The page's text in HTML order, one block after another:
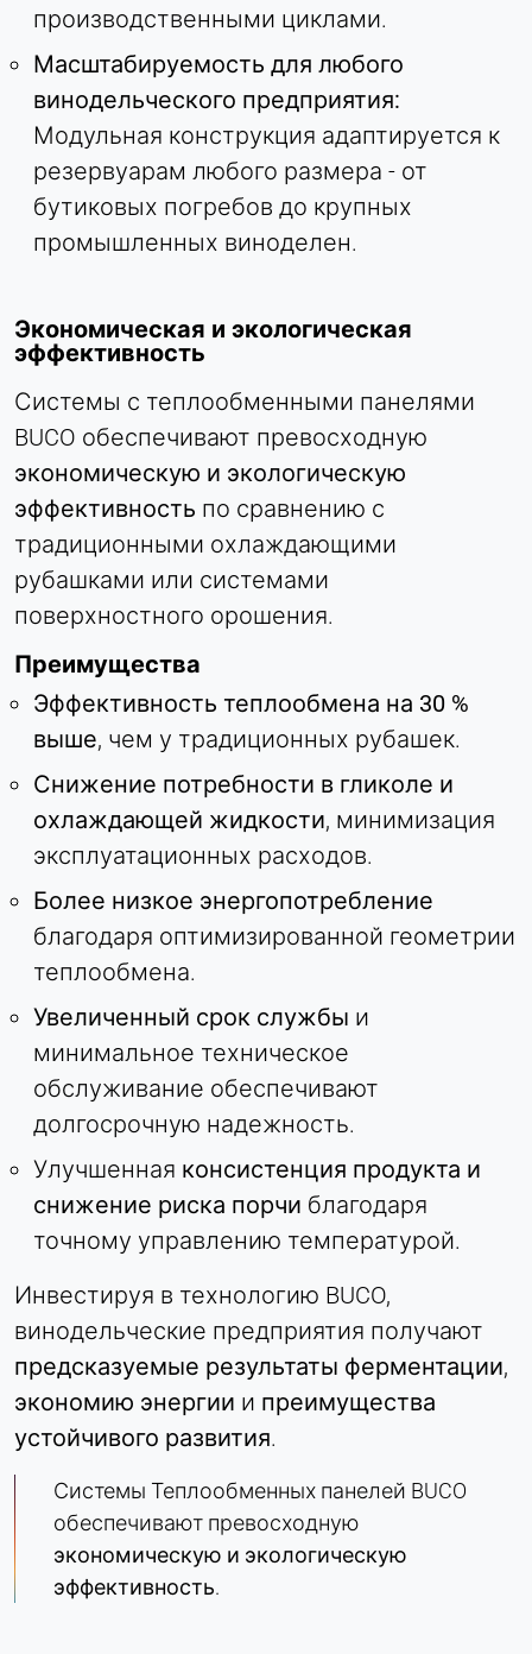
производственными циклами.
Масштабируемость для любого
винодельческого предприятия:
Модульная конструкция адаптируется к
резервуарам любого размера - от
бутиковых погребов до крупных
промышленных виноделен.
Экономическая и экологическая
эффективность
Системы с теплообменными панелями
BUCO обеспечивают превосходную
экономическую и экологическую
эффективность по сравнению с
традиционными охлаждающими
рубашками или системами
поверхностного орошения.
Преимущества
Эффективность теплообмена на 30 %
выше, чем у традиционных рубашек.
Снижение потребности в гликоле и
охлаждающей жидкости, минимизация
эксплуатационных расходов.
Более низкое энергопотребление
благодаря оптимизированной геометрии
теплообмена.
Увеличенный срок службы и
минимальное техническое
обслуживание обеспечивают
долгосрочную надежность.
Улучшенная консистенция продукта и
снижение риска порчи благодаря
точному управлению температурой.
Инвестируя в технологию BUCO,
винодельческие предприятия получают
предсказуемые результаты ферментации,
экономию энергии и преимущества
устойчивого развития.
Системы Теплообменных панелей BUCO
обеспечивают превосходную
экономическую и экологическую
эффективность.